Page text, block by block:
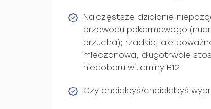
Najczęstsze działanie
przewodu pokarmowego
brzucha); rzadkie, ale
mleczanowa; długotrwałe
niedoboru witaminy B12.
Czy chciałbyś/chciałabyś